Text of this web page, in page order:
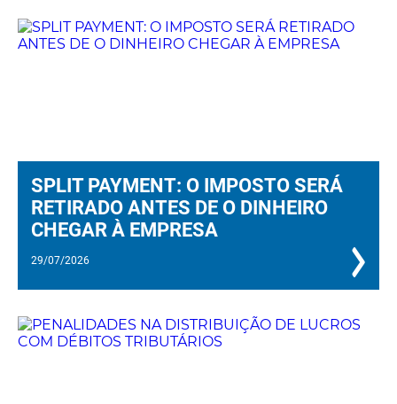
SPLIT PAYMENT: O IMPOSTO SERÁ
RETIRADO ANTES DE O DINHEIRO
CHEGAR À EMPRESA
29/07/2026